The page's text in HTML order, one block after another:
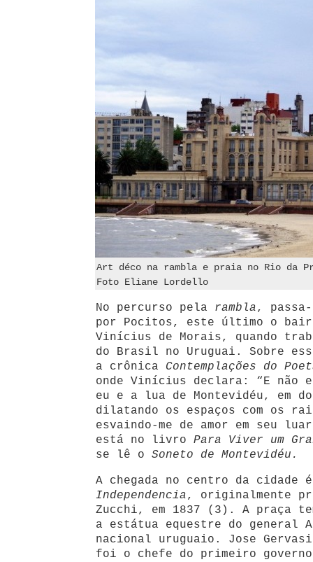
Art déco na rambla e praia no Rio da
Foto Eliane Lordello
No percurso pela rambla,
por Pocitos, este último o
Vinícius de Morais, quando
do Brasil no Uruguai. Sobre
a crônica Contemplações do
onde Vinícius declara: “E não
eu e a lua de Montevidéu, em
dilatando os espaços com os
esvaindo-me de amor em seu
está no livro Para Viver um
se lê o Soneto de Montevidéu.
A chegada no centro da cidade
Independencia, originalmente
Zucchi, em 1837 (3). A praça
a estátua equestre do general
nacional uruguaio. Jose
foi o chefe do primeiro